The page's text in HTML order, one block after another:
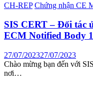
CH-REP Chứng nhận CE
SIS CERT – Đối tác
ECM Notified Body
27/07/202327/07/2023
Chào mừng bạn đến với
nơi…